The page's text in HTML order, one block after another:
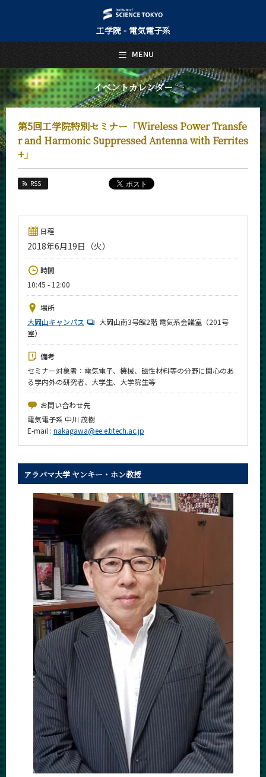
工学院 - 電気電子系
イベントカレンダー
第5回工学院特別セミナー「Wireless Power Transfe
r and Harmonic Suppressed Antenna with Ferrites
+」
RSS
日程
2018年6月19日（火）
時間
10:45 - 12:00
場所
大岡山キャンパス
大岡山南3号館2階 電気系会議室（201号
室）
備考
セミナー対象者：電気電子、機械、磁性材料等の分野に関心のあ
る学内外の研究者、大学生、大学院生等
お問い合わせ先
電気電子系 中川 茂樹
E-mail : nakagawa@ee.e.titech.ac.jp
アラバマ大学 ヤンキー・ホン教授
MENU
日本語 English
トップページ
Top Page
電気電子系について
About Us
教育
Education
教員・研究室
入学案内
Admissions
電気電子系 News
News
イベントカレンダー
Event Calendar
今後のイベント
今後の課程別イベント
年別アーカイブ
サイト構成
系詳細情報
CLOSE